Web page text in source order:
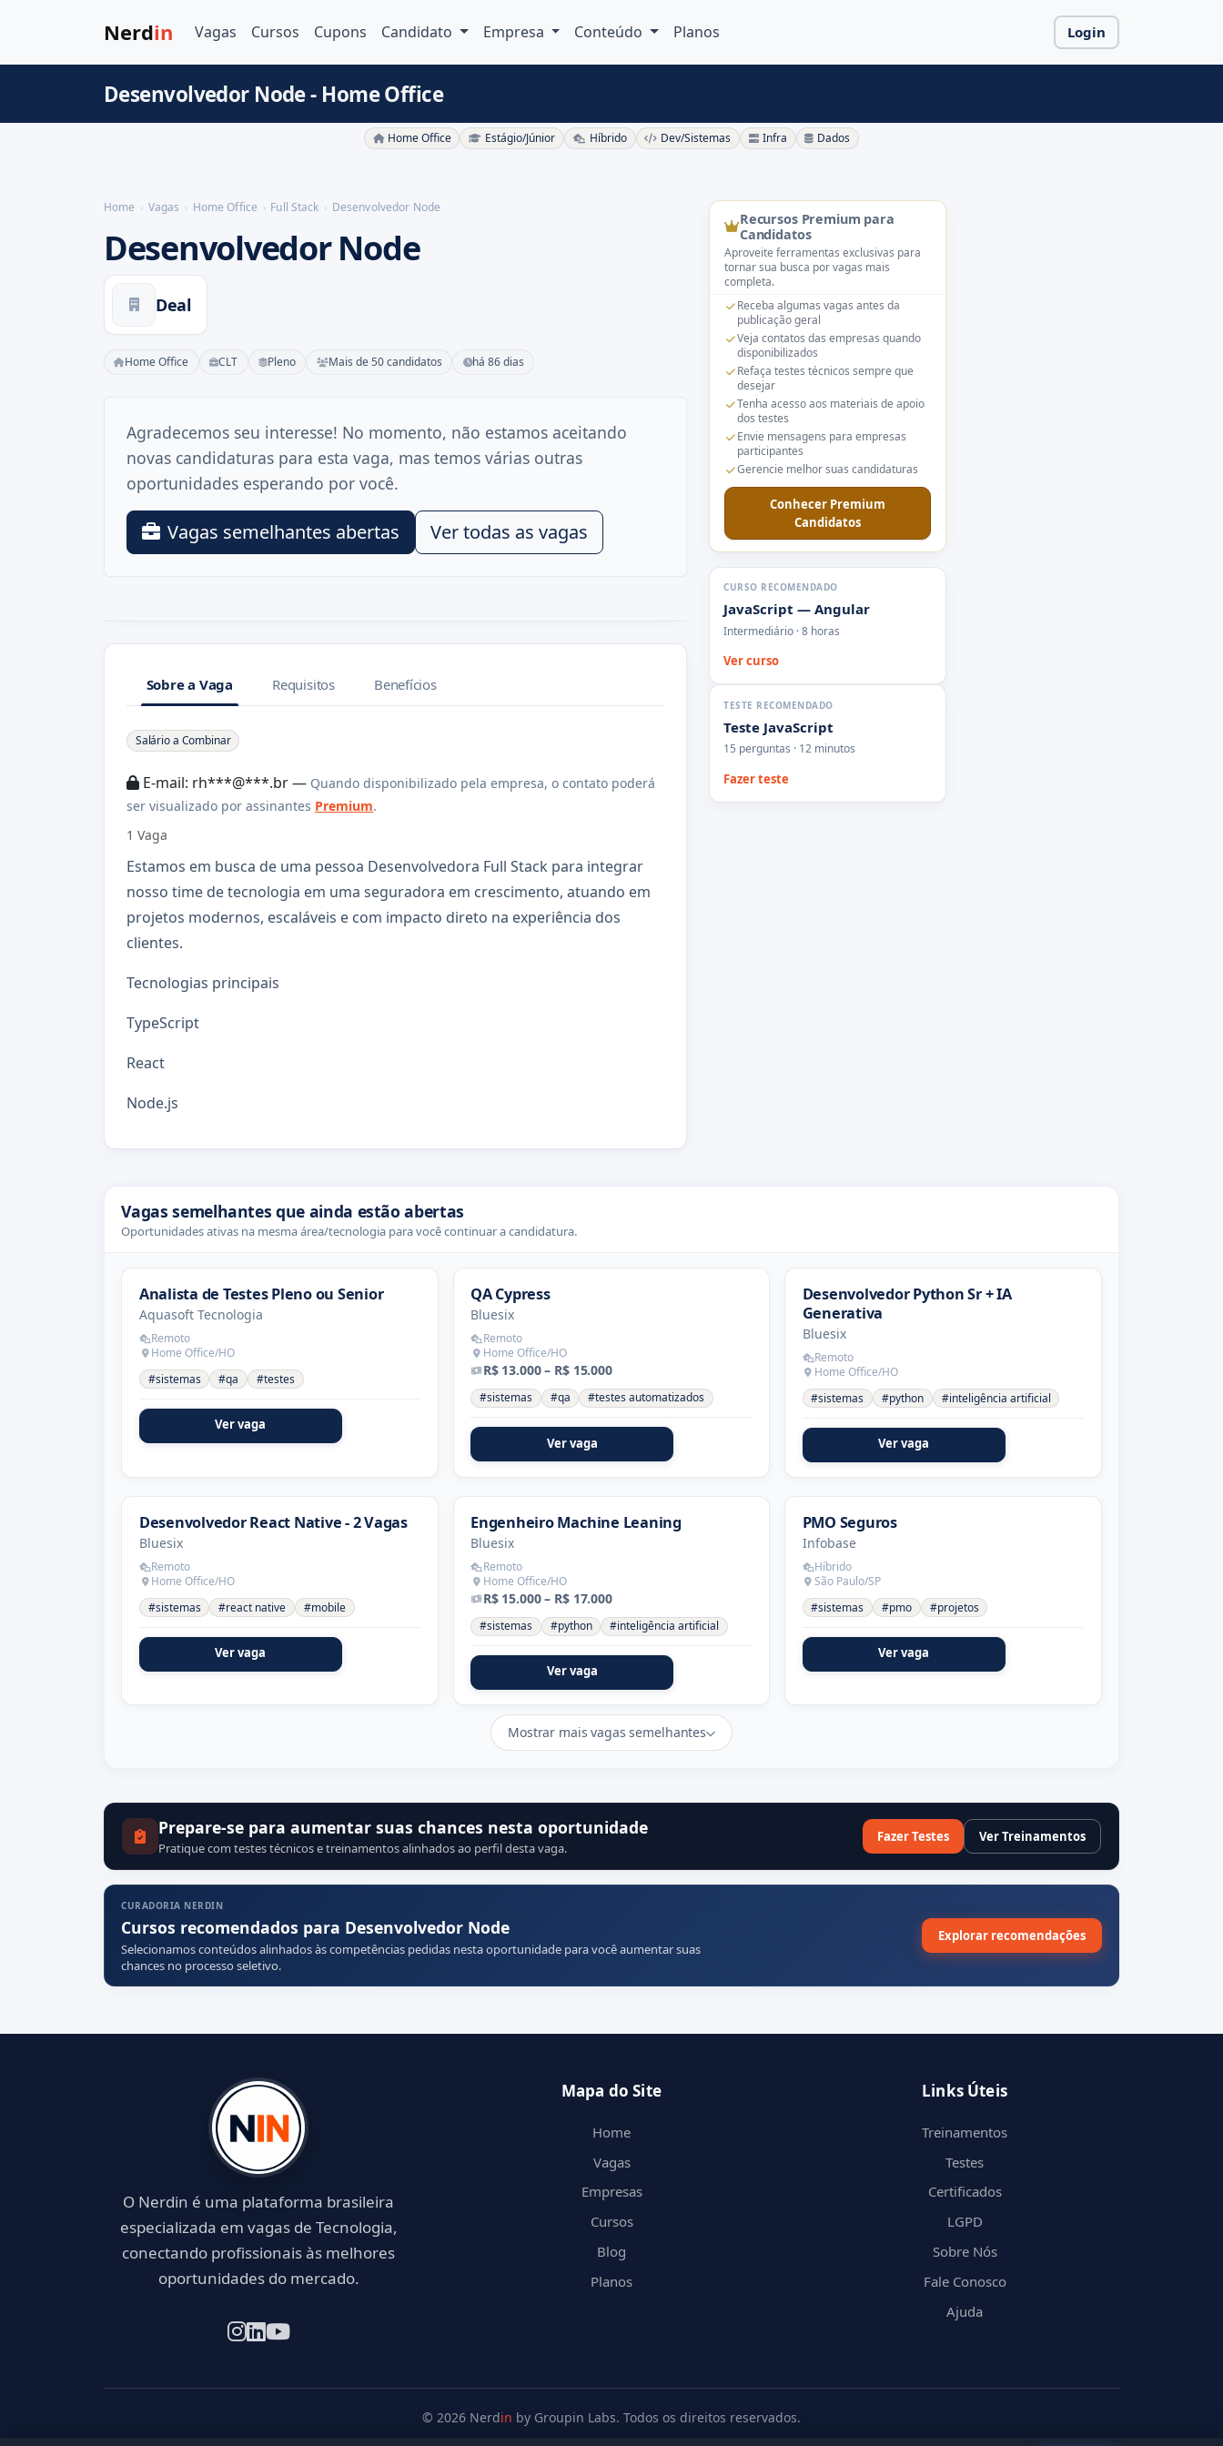
Nerdin Vagas Cursos Cupons Candidato Empresa Conteúdo Planos Login
Desenvolvedor Node - Home Office
Home Office Estágio/Júnior Híbrido Dev/Sistemas Infra Dados
Home Vagas Home Office Full Stack Desenvolvedor Node
Desenvolvedor Node
Deal
Home Office CLT Pleno Mais de 50 candidatos há 86 dias
Agradecemos seu interesse! No momento, não estamos aceitando
novas candidaturas para esta vaga, mas temos várias outras
oportunidades esperando por você.
Vagas semelhantes abertas Ver todas as vagas
Sobre a Vaga Requisitos Benefícios
Sobre a Vaga
Salário a Combinar
E-mail: rh***@***.br — Quando disponibilizado pela empresa, o contato poderá
ser visualizado por assinantes Premium.
1 Vaga
Estamos em busca de uma pessoa Desenvolvedora Full Stack para integrar
nosso time de tecnologia em uma seguradora em crescimento, atuando em
projetos modernos, escaláveis e com impacto direto na experiência dos
clientes.
Tecnologias principais
TypeScript
React
Node.js
Recursos Premium para
Candidatos
Aproveite ferramentas exclusivas para
tornar sua busca por vagas mais
completa.
Receba algumas vagas antes da
publicação geral
Veja contatos das empresas quando
disponibilizados
Refaça testes técnicos sempre que
desejar
Tenha acesso aos materiais de apoio
dos testes
Envie mensagens para empresas
participantes
Gerencie melhor suas candidaturas
Conhecer Premium
Candidatos
CURSO RECOMENDADO
JavaScript — Angular
Intermediário · 8 horas
Ver curso
TESTE RECOMENDADO
Teste JavaScript
15 perguntas · 12 minutos
Fazer teste
Vagas semelhantes que ainda estão abertas
Oportunidades ativas na mesma área/tecnologia para você continuar a candidatura.
Analista de Testes Pleno ou Senior
Aquasoft Tecnologia
Remoto
Home Office/HO
#sistemas
#qa #testes
Ver vaga
QA Cypress
Bluesix
Remoto
Home Office/HO
R$ 13.000 – R$ 15.000
#sistemas #qa #testes automatizados
Ver vaga
Desenvolvedor Python Sr + IA
Generativa
Bluesix
Remoto
Home Office/HO
#sistemas
#python #inteligência artificial
Ver vaga
Desenvolvedor React Native - 2 Vagas
Bluesix
Remoto
Home Office/HO
#sistemas
#react native #mobile
Ver vaga
Engenheiro Machine Leaning
Bluesix
Remoto
Home Office/HO
R$ 15.000 – R$ 17.000
#sistemas #python #inteligência artificial
Ver vaga
PMO Seguros
Infobase
Híbrido
São Paulo/SP
#sistemas
#pmo #projetos
Ver vaga
Mostrar mais vagas semelhantes
Prepare-se para aumentar suas chances nesta oportunidade
Pratique com testes técnicos e treinamentos alinhados ao perfil desta vaga.
Fazer Testes Ver Treinamentos
CURADORIA NERDIN
Cursos recomendados para Desenvolvedor Node
Selecionamos conteúdos alinhados às competências pedidas nesta oportunidade para você aumentar suas
chances no processo seletivo.
Explorar recomendações
O Nerdin é uma plataforma brasileira
especializada em vagas de Tecnologia,
conectando profissionais às melhores
oportunidades do mercado.
Mapa do Site
Home
Vagas
Empresas
Cursos
Blog
Planos
Links Úteis
Treinamentos
Testes
Certificados
LGPD
Sobre Nós
Fale Conosco
Ajuda
© 2026 Nerdin by Groupin Labs. Todos os direitos reservados.